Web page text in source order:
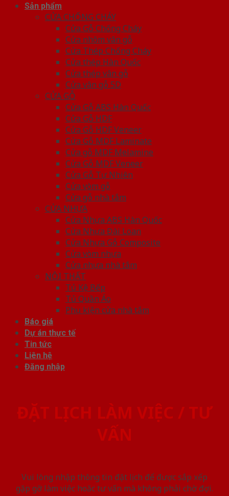
Sản phẩm
CỬA CHỐNG CHÁY
Cửa Gỗ Chống Cháy
Cửa nhôm vân gỗ
Cửa Thép Chống Cháy
Cửa thép Hàn Quốc
Cửa thép vân gỗ
Cửa vân gỗ 5D
CỬA GỖ
Cửa Gỗ ABS Hàn Quốc
Cửa Gỗ HDF
Cửa Gỗ HDF Veneer
Cửa Gỗ MDF Laminate
Cửa gỗ MDF Melamine
Cửa Gỗ MDF Veneer
Cửa Gỗ Tự Nhiên
Cửa vòm gỗ
Cửa gỗ nhà tắm
CỬA NHỰA
Cửa Nhựa ABS Hàn Quốc
Cửa Nhựa Đài Loan
Cửa Nhựa Gỗ Composite
Cửa vòm nhựa
Cửa nhựa nhà tắm
NỘI THẤT
Tủ Kệ Bếp
Tủ Quần Áo
Phụ kiện cửa nhà tắm
Báo giá
Dự án thực tế
Tin tức
Liên hệ
Đăng nhập
ĐẶT LỊCH LÀM VIỆC / TƯ
VẤN
Vui lòng nhập thông tin đặt lịch để được sắp xếp
gặp gỡ làm việc hoăc tư vấn mà không phải chờ đợi.